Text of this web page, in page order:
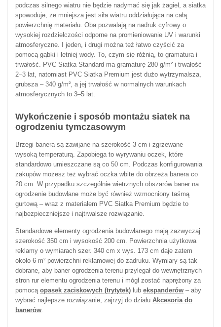
podczas silnego wiatru nie będzie nadymać się jak żagiel, a siatka
spowoduje, że mniejsza jest siła wiatru oddziałująca na całą
powierzchnię materiału. Oba pozwalają na nadruk cyfrowy o
wysokiej rozdzielczości odporne na promieniowanie UV i warunki
atmosferyczne. I jeden, i drugi można też łatwo czyścić za
pomocą gąbki i letniej wody. To, czym się różnią, to gramatura i
trwałość. PVC Siatka Standard ma gramaturę 280 g/m² i trwałość
2–3 lat, natomiast PVC Siatka Premium jest dużo wytrzymalsza,
grubsza – 340 g/m², a jej trwałość w normalnych warunkach
atmosferycznych to 3–5 lat.
Wykończenie i sposób montażu siatek na
ogrodzeniu tymczasowym
Brzegi banera są zawijane na szerokość 3 cm i zgrzewane
wysoką temperaturą. Zapobiega to wyrywaniu oczek, które
standardowo umieszczane są co 50 cm. Podczas konfigurowania
zakupów możesz też wybrać oczka wbite do obrzeża banera co
20 cm. W przypadku szczególnie wietrznych obszarów baner na
ogrodzenie budowlane może być również wzmocniony taśmą
gurtową – wraz z materiałem PVC Siatka Premium będzie to
najbezpieczniejsze i najtrwalsze rozwiązanie.
Standardowe elementy ogrodzenia budowlanego mają zazwyczaj
szerokość 350 cm i wysokość 200 cm. Powierzchnia użytkowa
reklamy o wymiarach szer. 340 cm x wys. 173 cm daje zatem
około 6 m² powierzchni reklamowej do zadruku. Wymiary są tak
dobrane, aby baner ogrodzenia terenu przylegał do wewnętrznych
stron rur elementu ogrodzenia terenu i mógł zostać naprężony za
pomocą opasek zaciskowych (trytytek) lub ekspanderów – aby
wybrać najlepsze rozwiązanie, zajrzyj do działu Akcesoria do
banerów.